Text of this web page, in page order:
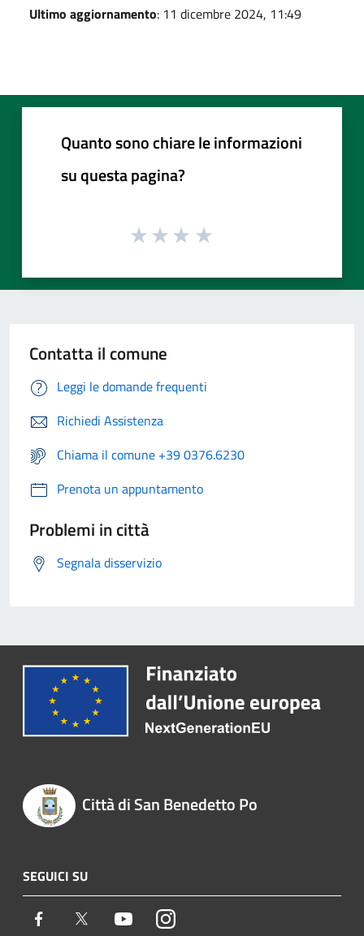
Ultimo aggiornamento: 11 dicembre 2024, 11:49
Quanto sono chiare le informazioni
su questa pagina?
Contatta il comune
Leggi le domande frequenti
Richiedi Assistenza
Chiama il comune +39 0376.6230
Prenota un appuntamento
Problemi in città
Segnala disservizio
Città di San Benedetto Po
SEGUICI SU
Facebook Twitter YoutubeInstagram